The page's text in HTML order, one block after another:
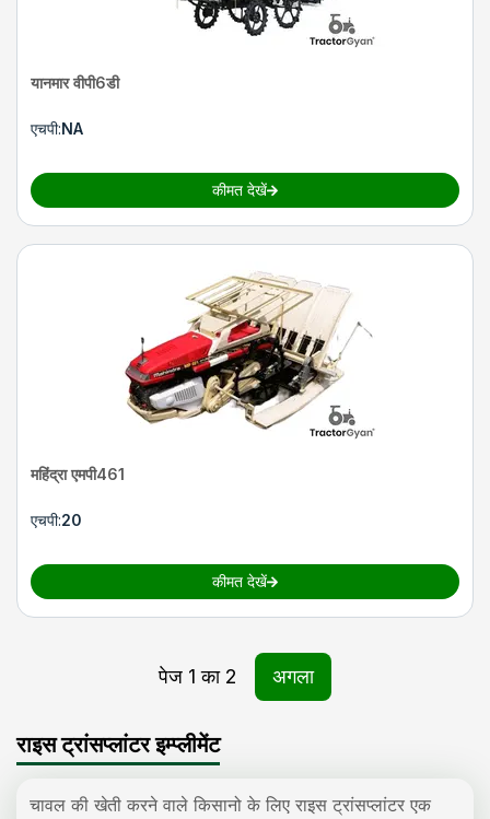
यानमार वीपी6डी
एचपी:NA
कीमत देखें
महिंद्रा एमपी461
एचपी:20
कीमत देखें
पेज 1 का 2 अगला
राइस ट्रांसप्लांटर इम्प्लीमेंट
चावल की खेती करने वाले किसानो के लिए राइस ट्रांसप्लांटर एक